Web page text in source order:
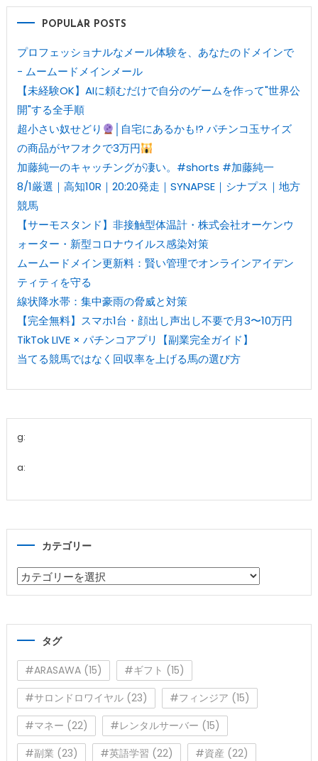
POPULAR POSTS
プロフェッショナルなメール体験を、あなたのドメインで
- ムームードメインメール
【未経験OK】AIに頼むだけで自分のゲームを作って"世界公
開"する全手順
超小さい奴せどり
│自宅にあるかも!? パチンコ玉サイズ
の商品がヤフオクで3万円
加藤純一のキャッチングが凄い。#shorts #加藤純一
8/1厳選｜高知10R｜20:20発走｜SYNAPSE｜シナプス｜地方
競馬
【サーモスタンド】非接触型体温計・株式会社オーケンウ
ォーター・新型コロナウイルス感染対策
ムームードメイン更新料：賢い管理でオンラインアイデン
ティティを守る
線状降水帯：集中豪雨の脅威と対策
【完全無料】スマホ1台・顔出し声出し不要で月3〜10万円
TikTok LIVE × パチンコアプリ【副業完全ガイド】
当てる競馬ではなく回収率を上げる馬の選び方
g:
a:
カテゴリー
カ
テ
タグ
#ARASAWA(15) #ギフト (15)
#サロンドロワイヤル(23) #フィンジア (15)
#マネー (22) #レンタルサーバー (15)
#副業 (23) #英語学習 (22) #資産 (22)